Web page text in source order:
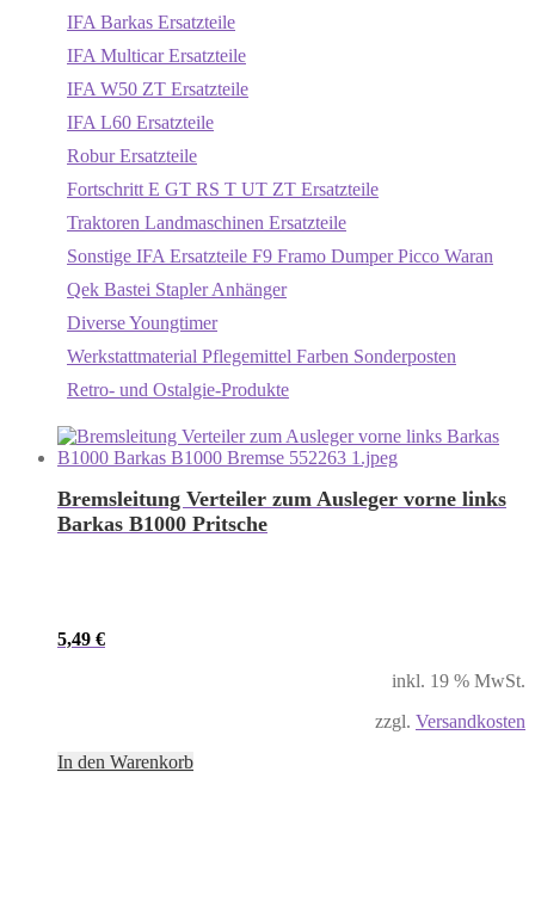
IFA Barkas Ersatzteile
IFA Multicar Ersatzteile
IFA W50 ZT Ersatzteile
IFA L60 Ersatzteile
Robur Ersatzteile
Fortschritt E GT RS T UT ZT Ersatzteile
Traktoren Landmaschinen Ersatzteile
Sonstige IFA Ersatzteile F9 Framo Dumper Picco Waran
Qek Bastei Stapler Anhänger
Diverse Youngtimer
Werkstattmaterial Pflegemittel Farben Sonderposten
Retro- und Ostalgie-Produkte
Bremsleitung Verteiler zum Ausleger vorne links
Barkas B1000 Pritsche
5,49 €
inkl. 19 % MwSt.
zzgl. Versandkosten
In den Warenkorb